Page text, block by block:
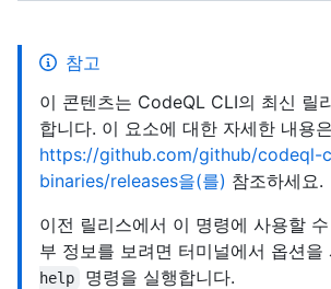
참고
이 콘텐츠는 CodeQL CLI의 최신 릴
합니다. 이 요소에 대한 자세한 내용은
https://github.com/github/codeql-
binaries/releases을(를) 참조하세요.
이전 릴리스에서 이 명령에 사용할
부 정보를 보려면 터미널에서 옵션을
help
명령을 실행합니다.